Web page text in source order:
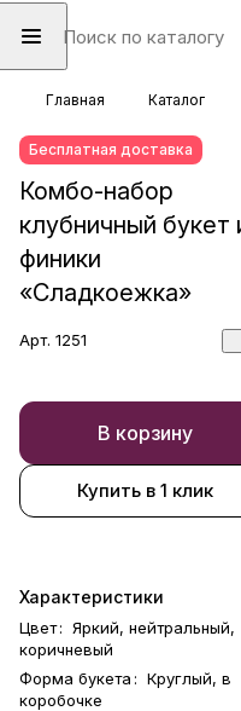
Главная Каталог
Бесплатная доставка
Комбо-набор
клубничный букет
финики
«Сладкоежка»
Арт. 1251
В корзину
Купить в 1 клик
Характеристики
Цвет: Яркий, нейтральный,
коричневый
Форма букета : Круглый, в
коробочке